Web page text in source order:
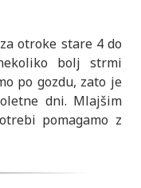
otroke stare 4 do
bolj strmi
po gozdu, zato je
dni. Mlajšim
pomagamo z